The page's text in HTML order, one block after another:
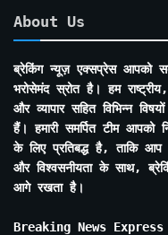
About Us
ब्रेकिंग न्यूज़ एक्सप्रेस आपको
भरोसेमंद स्रोत है। हम
और व्यापार सहित विभिन्न
हैं। हमारी समर्पित टीम
के लिए प्रतिबद्ध है, ताकि
और विश्वसनीयता के साथ,
आगे रखता है।
Breaking News Express